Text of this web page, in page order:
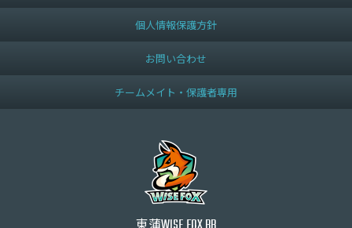
個人情報保護方針
お問い合わせ
チームメイト・保護者専用
東蒲